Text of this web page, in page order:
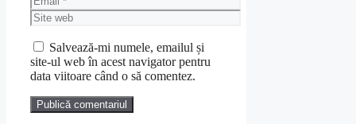
Site
web
Salvează-mi numele, emailul și
site-ul web în acest navigator pentru
data viitoare când o să comentez.